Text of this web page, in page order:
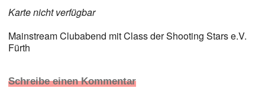
Karte nicht verfügbar
Mainstream Clubabend mit Class der Shooting Stars e.V.
Fürth
Schreibe einen Kommentar